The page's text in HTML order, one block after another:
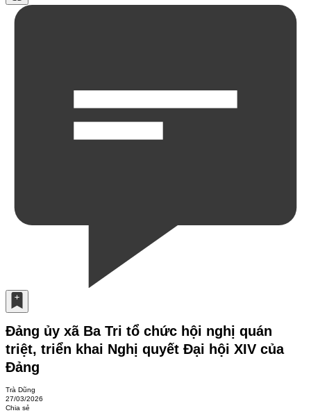
Đảng ủy xã Ba Tri tổ chức hội nghị quán
triệt, triển khai Nghị quyết Đại hội XIV của
Đảng
Trà Dũng
27/03/2026
Chia sẻ